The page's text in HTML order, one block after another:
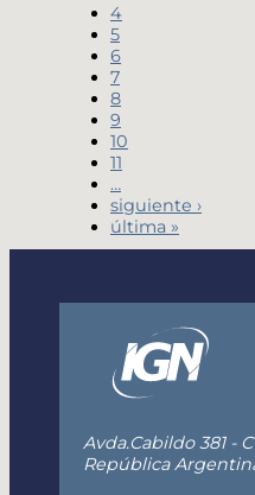
4
5
6
7
8
9
10
11
…
siguiente ›
última »
Avda.Cabildo 381 -
República